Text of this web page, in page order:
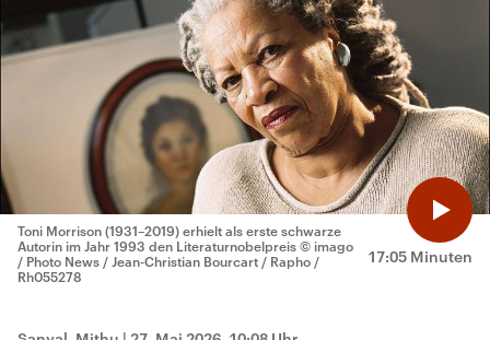
17:05 Minuten
Toni Morrison (1931–2019) erhielt als erste schwarze
Autorin im Jahr 1993 den Literaturnobelpreis © imago
/ Photo News / Jean-Christian Bourcart / Rapho /
Rh055278